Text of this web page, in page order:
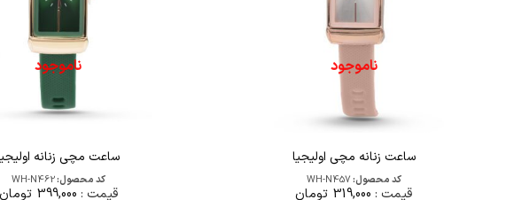
ناموجود
ساعت زنانه مچی اولیجیا
کد محصول:WH-N457
قیمت : 319,000 تومان
ناموجود
ساعت مچی زنانه
کد محصول:WH-N462
قیمت : 399,000 تومان